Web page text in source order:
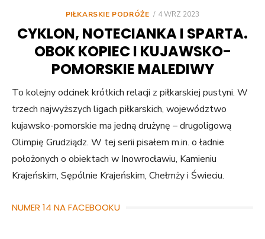
PIŁKARSKIE PODRÓŻE
POSTED
4 WRZ 2023
CYKLON, NOTECIANKA I SPARTA.
OBOK KOPIEC I KUJAWSKO-
POMORSKIE MALEDIWY
To kolejny odcinek krótkich relacji z piłkarskiej pustyni. W
trzech najwyższych ligach piłkarskich, województwo
kujawsko-pomorskie ma jedną drużynę – drugoligową
Olimpię Grudziądz. W tej serii pisałem m.in. o ładnie
położonych o obiektach w Inowrocławiu, Kamieniu
Krajeńskim, Sępólnie Krajeńskim, Chełmży i Świeciu.
NUMER 14 NA FACEBOOKU